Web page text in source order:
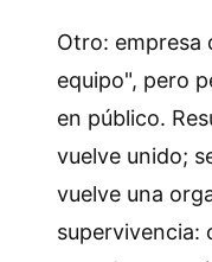
Otro: empresa
equipo", pero
en público.
vuelve unido;
vuelve una
supervivencia: